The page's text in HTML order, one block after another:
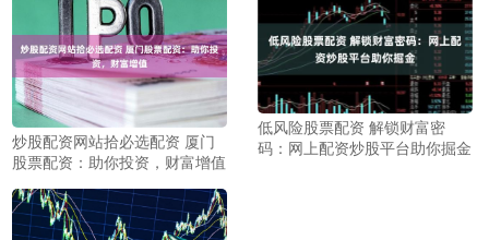
炒股配资网站拾必选配资 厦门
股票配资：助你投资，财富增值
低风险股票配资 解锁财富密
码：网上配资炒股平台助你掘金